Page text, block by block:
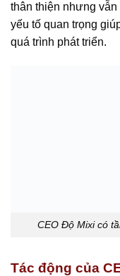
thân thiện nhưng
yếu tố quan trọng
quá trình phát triển.
CEO Độ Mixi có
Tác động của